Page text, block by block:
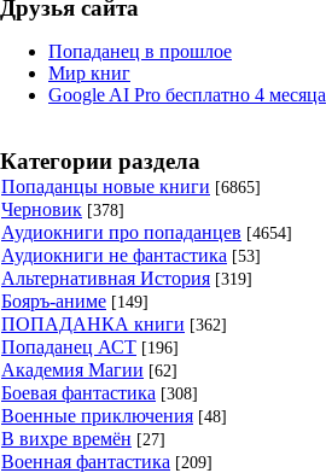
Друзья сайта
Попаданец в прошлое
Мир книг
Google AI Pro бесплатно 4 месяца
Категории раздела
Попаданцы новые книги [6865]
Черновик [378]
Аудиокниги про попаданцев [4654]
Аудиокниги не фантастика [53]
Альтернативная История [319]
Бояръ-аниме [149]
ПОПАДАНКА книги [362]
Попаданец АСТ [196]
Академия Магии [62]
Боевая фантастика [308]
Военные приключения [48]
В вихре времён [27]
Военная фантастика [209]